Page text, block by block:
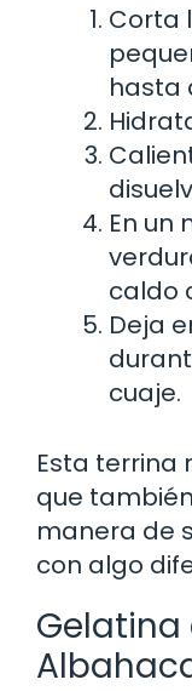
Corta
hasta
En un
caldo
Deja
cuaje.
Esta terrina
que
manera de
con algo
Gelatina